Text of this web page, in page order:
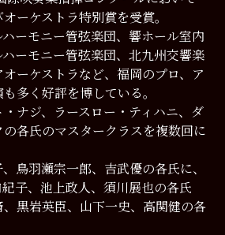
ーケストラ特別賞を受賞。
ーモニー管弦楽団、響ホール室内
ーモニー管弦楽団、北九州交響楽
ーケストラなど、福岡のプロ、ア
多く好評を博している。
ナジ、ラースロー・ティハニ、ダ
各氏のマスタークラスを複数回に
鳥羽瀬宗一郎、吉武優の各氏に、
子、池上政人、須川展也の各氏
黒岩英臣、山下一史、高関健の各